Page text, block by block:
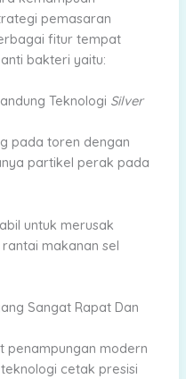
pemasaran
fitur tempat
bakteri yaitu:
Teknologi Silver
pada toren dengan
partikel perak pada
untuk merusak
makanan sel
Sangat Rapat Dan
penampungan modern
cetak presisi